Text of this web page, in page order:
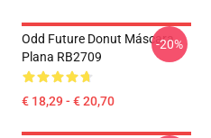
Odd Future Donut Máscara
Plana RB2709
€ 18,29 - € 20,70
-20%